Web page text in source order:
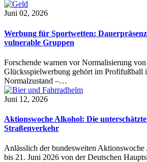
Juni 02, 2026
Werbung für Sportwetten:
vulnerable Gruppen
Forschende warnen vor Normalisierung
Glücksspielwerbung gehört im Profifußball
Normalzustand –…
Juni 12, 2026
Aktionswoche Alkohol: Die
Straßenverkehr
Anlässlich der bundesweiten
bis 21. Juni 2026 von der Deutschen